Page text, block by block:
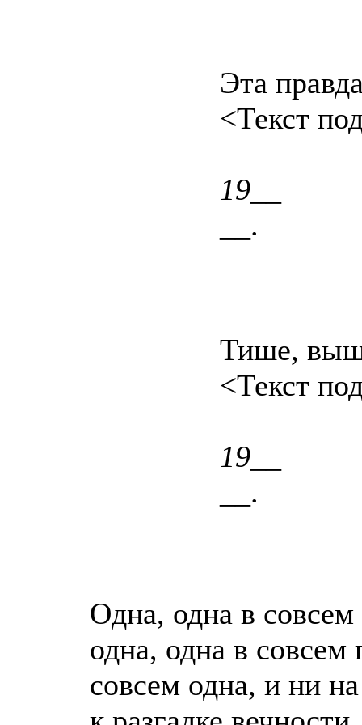
Эта
<Текст
19__
__.
Тише,
<Текст
19__
__.
Одна, одна в
одна, одна в совсем
совсем одна, и ни